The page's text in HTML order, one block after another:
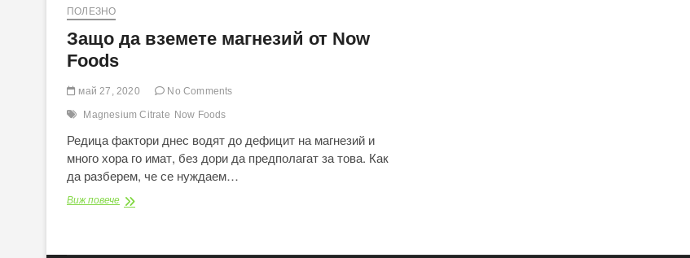
ПОЛЕЗНО
Защо да вземете магнезий от Now
Foods
май 27, 2020 No Comments
Magnesium Citrate Now Foods
Редица фактори днес водят до дефицит на магнезий и
много хора го имат, без дори да предполагат за това. Как
да разберем, че се нуждаем…
Виж повечеЗащо